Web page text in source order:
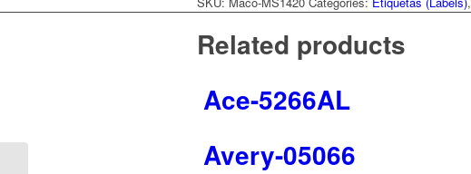
Related products
Ace-5266AL
Avery-05066